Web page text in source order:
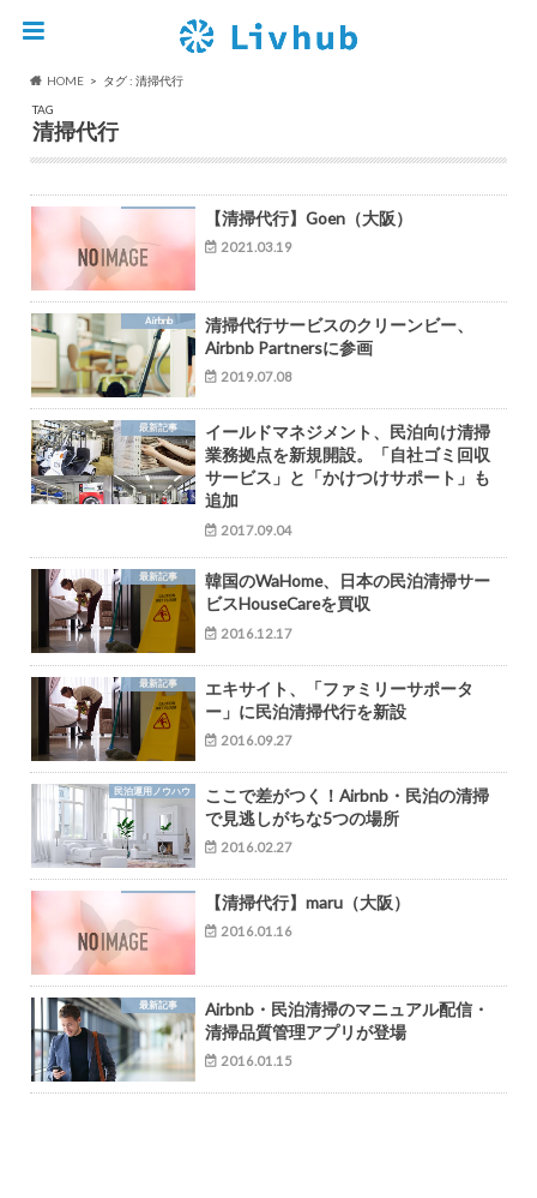
HOME
タグ : 清掃代行
TAG
清掃代行
【清掃代行】Goen（大阪）
2021.03.19
Airbnb
清掃代行サービスのクリーンビー、
Airbnb Partnersに参画
2019.07.08
最新記事
イールドマネジメント、民泊向け清掃
業務拠点を新規開設。「自社ゴミ回収
サービス」と「かけつけサポート」も
追加
2017.09.04
最新記事
韓国のWaHome、日本の民泊清掃サー
ビスHouseCareを買収
2016.12.17
最新記事
エキサイト、「ファミリーサポータ
ー」に民泊清掃代行を新設
2016.09.27
民泊運用ノウハウ
ここで差がつく！Airbnb・民泊の清掃
で見逃しがちな5つの場所
2016.02.27
【清掃代行】maru（大阪）
2016.01.16
最新記事
Airbnb・民泊清掃のマニュアル配信・
清掃品質管理アプリが登場
2016.01.15